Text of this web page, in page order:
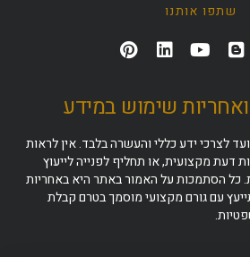
שתפו אותנו
שימוש במידע
לצרכי ידע כללי והעשרה בלבד. אין לראות
דעת מקצועית, או תחליף לפנייה לייעוץ
כל הסתמכות על האמור באתר היא באחריות
עם גורם מקצועי מוסמך בטרם קבלת